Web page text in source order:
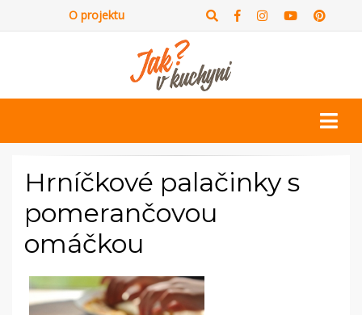
O projektu
Hrníčkové palačinky s
pomerančovou
omáčkou